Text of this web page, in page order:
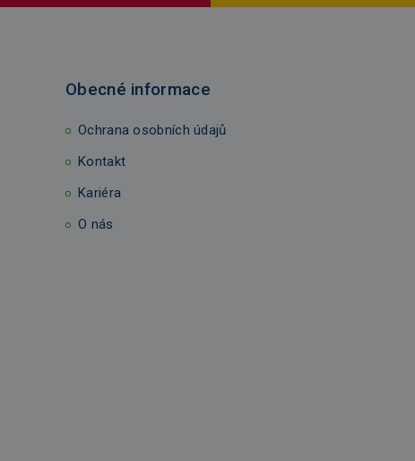
Obecné informace
Ochrana osobních údajů
Kontakt
Kariéra
O nás